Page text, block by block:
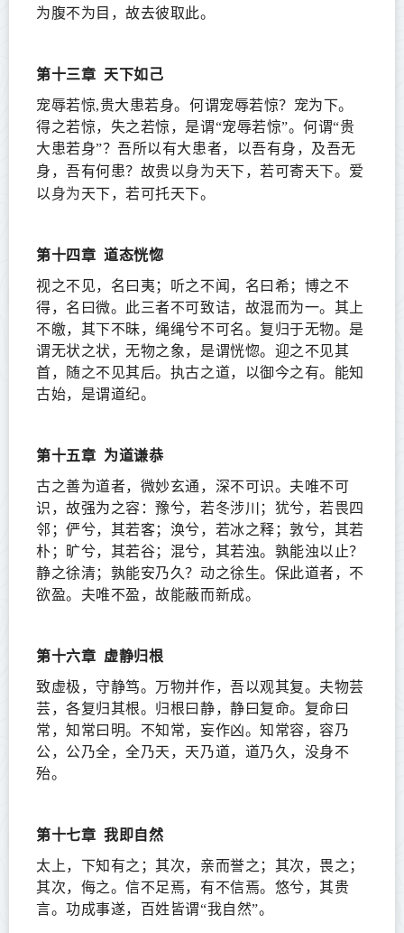
为腹不为目，故去彼取此。
第十三章 天下如己
宠辱若惊,贵大患若身。何谓宠辱若惊？宠为下。
得之若惊，失之若惊，是谓“宠辱若惊”。何谓“贵
大患若身”？吾所以有大患者，以吾有身，及吾无
身，吾有何患？故贵以身为天下，若可寄天下。爱
以 身为天下，若可托天下。
第十四章 道态恍惚
视之不见，名曰夷；听之不闻，名曰希；博之不
得，名曰微。此三者不可致诘，故混而为一。其上
不皦，其下不昧，绳绳兮不可名。复归于无物。是
谓无状之状，无物之象，是谓恍惚。迎之不见其
首，随之不见其后。执古之道，以御今之有。能知
古始，是谓道纪。
第十五章 为道谦恭
古之善为道者，微妙玄通，深不可识。夫唯不可
识，故强为之容：豫兮，若冬涉川；犹兮，若畏四
邻；俨兮，其若客；涣兮，若冰之释；敦兮，其若
朴；旷兮，其若谷；混兮，其若浊。孰能浊以止？
静之徐清；孰能安乃久？动之徐生。保此道者，不
欲盈。夫唯不盈，故能蔽而新成。
第十六章 虚静归根
致虚极，守静笃。万物并作，吾以观其复。夫物芸
芸，各复归其根。归根曰静，静曰复命。复命曰
常，知常曰明。不知常，妄作凶。知常容，容乃
公，公乃全，全乃天，天乃道，道乃久，没身不
殆。
第十七章 我即自然
太上，下知有之；其次，亲而誉之；其次，畏之；
其次，侮之。信不足焉，有不信焉。悠兮，其贵
言。功成事遂，百姓皆谓“我自然”。